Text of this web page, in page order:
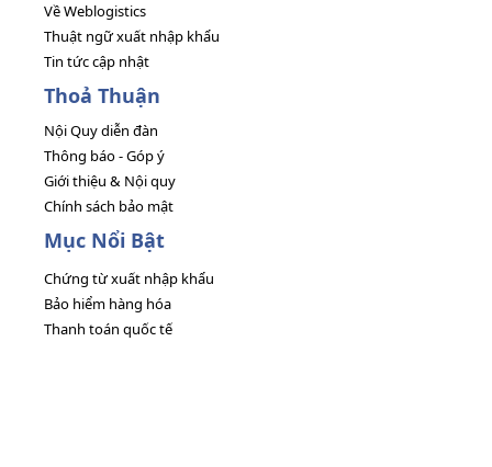
Về Weblogistics
Thuật ngữ xuất nhập khẩu
Tin tức cập nhật
Thoả Thuận
Nội Quy diễn đàn
Thông báo - Góp ý
Giới thiệu & Nội quy
Chính sách bảo mật
Mục Nổi Bật
Chứng từ xuất nhập khẩu
Bảo hiểm hàng hóa
Thanh toán quốc tế